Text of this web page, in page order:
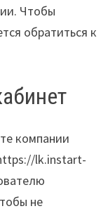
Чтобы
обратиться к
компании
lk.instart-
не